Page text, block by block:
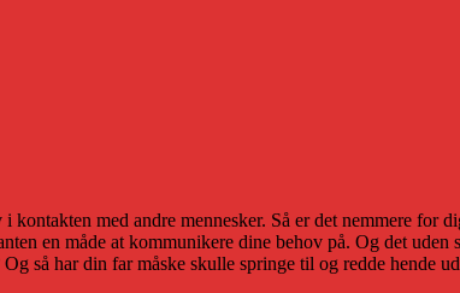
med andre mennesker. Så er det nemmere for
en måde at kommunikere dine behov på. Og det
så har din far måske skulle springe til og redde hende